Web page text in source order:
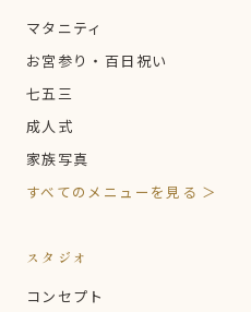
マタニティ
お宮参り・百日祝い
七五三
成人式
家族写真
すべてのメニューを見る ＞
スタジオ
コンセプト